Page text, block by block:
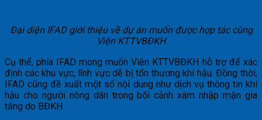
Đại diện IFAD giới thiệu về dự án muốn được hợp tác cùng
Viện KTTVBĐKH
Cụ thể, phía IFAD mong muốn Viện KTTVBĐKH hỗ trợ để xác
định các khu vực, lĩnh vực dễ bị tổn thương khí hậu. Đồng thời,
IFAD cũng đề xuất một số nội dung như dịch vụ thông tin khí
hậu cho người nông dân trong bối cảnh xâm nhập mặn gia
tăng do BĐKH.